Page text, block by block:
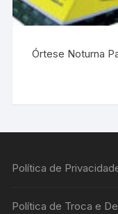
Órtese Noturna
Política de
Política de Troca e